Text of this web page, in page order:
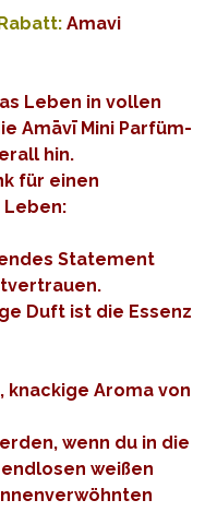
Amavi
Leben in vollen
Amāvī Mini Parfüm-
hin.
für einen
Leben:
Statement
Duft ist die Essenz
Aroma von
wenn du in die
weißen